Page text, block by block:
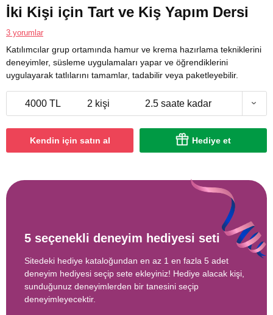
İki Kişi için Tart ve Kiş Yapım Dersi
3 yorumlar
Katılımcılar grup ortamında hamur ve krema hazırlama tekniklerini
deneyimler, süsleme uygulamaları yapar ve öğrendiklerini
uygulayarak tatlılarını tamamlar, tadabilir veya paketleyebilir.
4000 TL 2 kişi 2.5 saate kadar
Kendin için satın al Hediye et
5 seçenekli deneyim hediyesi seti
Sitedeki hediye kataloğundan en az 1 en fazla 5 adet
deneyim hediyesi seçip sete ekleyiniz! Hediye alacak kişi,
sunduğunuz deneyimlerden bir tanesini seçip
deneyimleyecektir.